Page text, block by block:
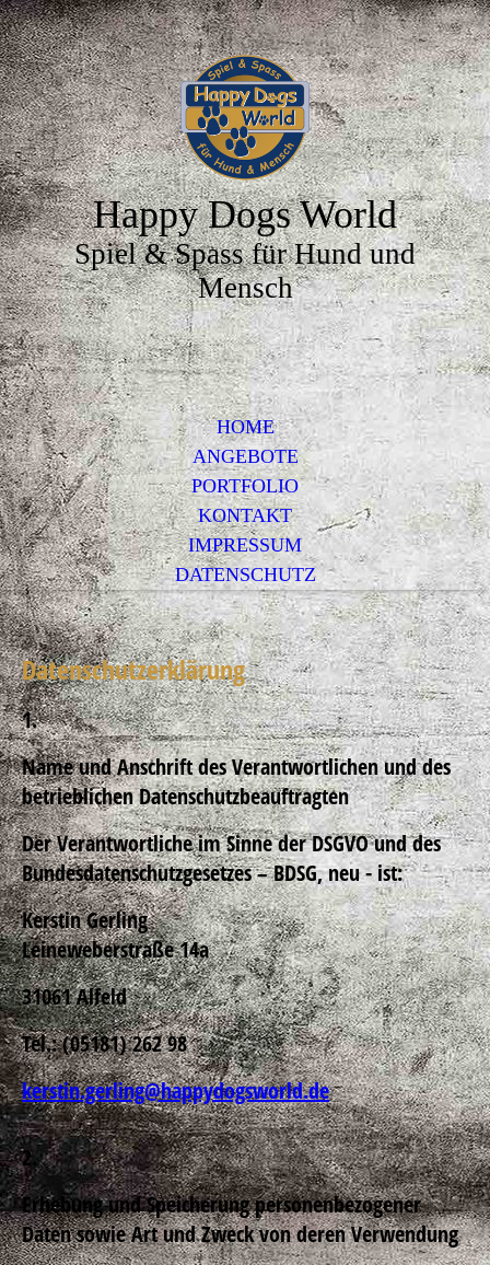
Happy Dogs World
Spiel & Spass für Hund und
Mensch
HOME
ANGEBOTE
PORTFOLIO
KONTAKT
IMPRESSUM
DATENSCHUTZ
Datenschutzerklärung
1.
Name und Anschrift des Verantwortlichen und des
betrieblichen Datenschutzbeauftragten
Der Verantwortliche im Sinne der DSGVO und des
Bundesdatenschutzgesetzes – BDSG, neu - ist:
Kerstin Gerling
Leineweberstraße 14a
31061 Alfeld
Tel.: (05181) 262 98
kerstin.gerling@happydogsworld.de
2.
Erhebung und Speicherung personenbezogener
Daten sowie Art und Zweck von deren Verwendung